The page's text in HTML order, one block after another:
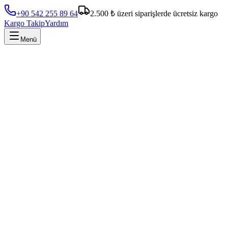
+90 542 255 89 64
2.500 ₺ üzeri siparişlerde ücretsiz kargo
Kargo TakipYardım
Menü